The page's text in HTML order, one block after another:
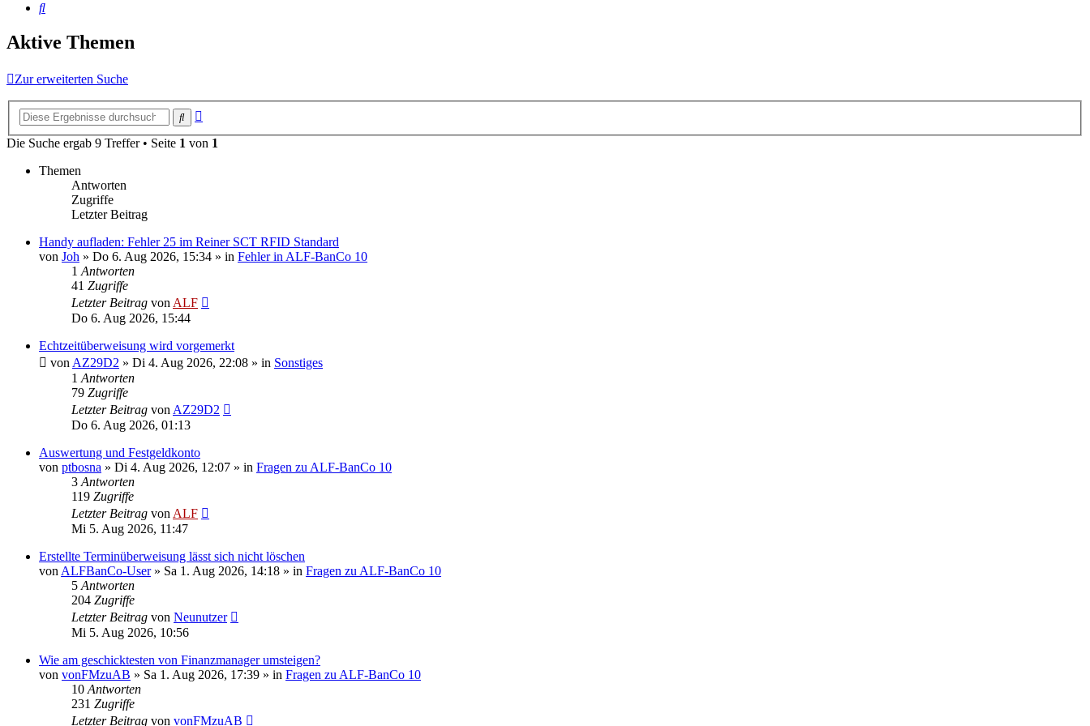
Suche
Aktive Themen
Zur erweiterten Suche
Suche
Die Suche ergab 9 Treffer • Seite 1 von 1
Themen
Antworten
Zugriffe
Letzter Beitrag
Handy aufladen: Fehler 25 im Reiner SCT RFID Standard
von Joh » Do 6. Aug 2026, 15:34 » in Fehler in ALF-BanCo 10
1 Antworten
41 Zugriffe
Letzter Beitrag von ALF
Do 6. Aug 2026, 15:44
Echtzeitüberweisung wird vorgemerkt
von AZ29D2 » Di 4. Aug 2026, 22:08 » in Sonstiges
1 Antworten
79 Zugriffe
Letzter Beitrag von AZ29D2
Do 6. Aug 2026, 01:13
Auswertung und Festgeldkonto
von ptbosna » Di 4. Aug 2026, 12:07 » in Fragen zu ALF-BanCo 10
3 Antworten
119 Zugriffe
Letzter Beitrag von ALF
Mi 5. Aug 2026, 11:47
Erstellte Terminüberweisung lässt sich nicht löschen
von ALFBanCo-User» Sa 1. Aug 2026, 14:18 » in Fragen zu ALF-BanCo 10
5 Antworten
204 Zugriffe
Letzter Beitrag von Neunutzer
Mi 5. Aug 2026, 10:56
Wie am geschicktesten von Finanzmanager umsteigen?
von vonFMzuAB » Sa 1. Aug 2026, 17:39 » in Fragen zu ALF-BanCo 10
10 Antworten
231 Zugriffe
Letzter Beitrag von vonFMzuAB